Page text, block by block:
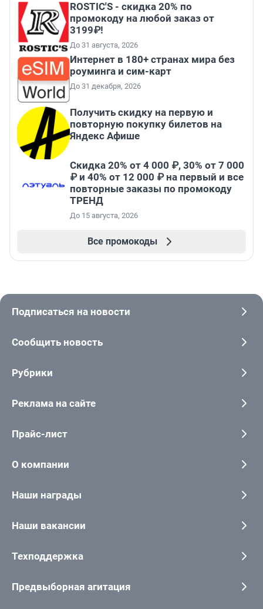
ROSTIC'S - скидка 20% по
промокоду на любой заказ от
3199₽!
До 31 августа, 2026
Интернет в 180+ странах мира без
роуминга и сим-карт
До 31 декабря, 2026
Получить скидку на первую и
повторную покупку билетов на
Яндекс Афише
Скидка 20% от 4 000 ₽, 30% от 7 000
₽ и 40% от 12 000 ₽ на первый и все
повторные заказы по промокоду
ТРЕНД
До 15 августа, 2026
Все промокоды
Подписаться на новости
Сообщить новость
Рубрики
Реклама на сайте
Прайс-лист
О компании
Наши награды
Наши вакансии
Техподдержка
Предвыборная агитация